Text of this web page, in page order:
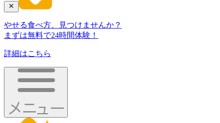
やせる食べ方、見つけませんか？
まずは無料で24時間体験！
詳細はこちら